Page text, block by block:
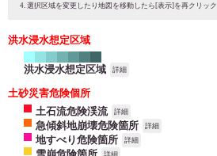
選択区域を変更したり地図を移動したら[表示]を再クリック
洪水浸水想定区域
洪水浸水想定区域 詳細
土砂災害危険個所
土石流危険渓流
詳細
急傾斜地崩壊危険箇所 詳細
地すべり危険箇所 詳細
詳細